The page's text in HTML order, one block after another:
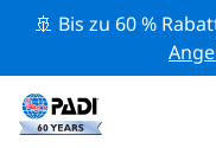
🚢 Bis zu 60 %